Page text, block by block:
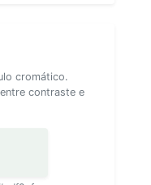
cromático.
contraste e